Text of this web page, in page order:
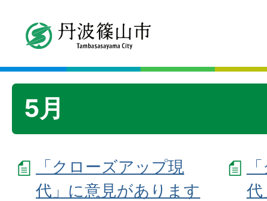
5月
「クローズアップ現
代」に意見があります
代